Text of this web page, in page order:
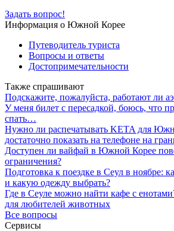
Задать вопрос!
Информация о Южной Корее
Путеводитель туриста
Вопросы и ответы
Достопримечательности
Также спрашивают
Подскажите, пожалуйста, работают ли
У меня билет с пересадкой, боюсь, что
спать…
Нужно ли распечатывать KETA для
достаточно показать на телефоне на
Доступен ли вайфай в Южной Корее
ограничения?
Подготовка к поездке в Сеул в ноябре:
и какую одежду выбрать?
Где в Сеуле можно найти кафе с
для любителей животных
Все вопросы
Сервисы